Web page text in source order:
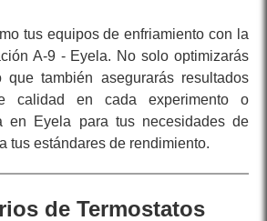
tus equipos de enfriamiento con la
A-9 - Eyela. No solo optimizarás
que también asegurarás resultados
calidad en cada experimento o
en Eyela para tus necesidades de
tus estándares de rendimiento.
de Termostatos